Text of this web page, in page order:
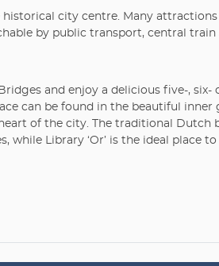
historical city centre. Many
by public transport, central train
and enjoy a delicious five-, six-
can be found in the beautiful inner
of the city. The traditional Dutch
Library ‘Or’ is the ideal place